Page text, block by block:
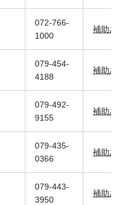
072-766-
1000
補助
079-454-
4188
補助
079-492-
9155
補助
079-435-
0366
補助
079-443-
3950
補助